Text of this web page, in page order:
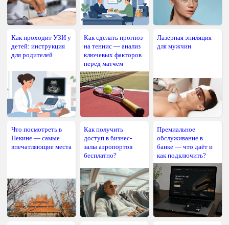
Как проходит УЗИ у
детей: инструкция
для родителей
Как сделать прогноз
на теннис — анализ
ключевых факторов
перед матчем
Лазерная эпиляция
для мужчин
Что посмотреть в
Пекине — самые
впечатляющие места
Как получить
доступ в бизнес-
залы аэропортов
бесплатно?
Премиальное
обслуживание в
банке — что даёт и
как подключить?